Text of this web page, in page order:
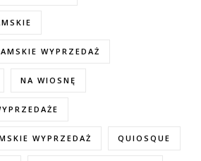
WYPRZEDAŻ
NA WIOSNĘ
WYPRZEDAŻ QUIOSQUE